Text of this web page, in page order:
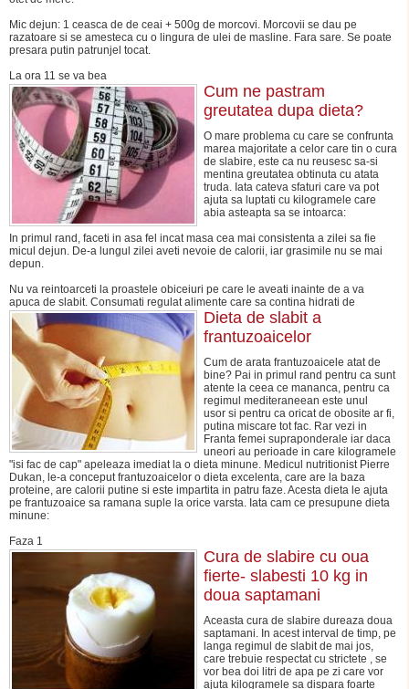
Mic dejun: 1 ceasca de de ceai + 500g de morcovi. Morcovii se dau pe
razatoare si se amesteca cu o lingura de ulei de masline. Fara sare. Se poate
presara putin patrunjel tocat.
La ora 11 se va bea
Cum ne pastram
greutatea dupa dieta?
O mare problema cu care se confrunta
marea majoritate a celor care tin o cura
de slabire, este ca nu reusesc sa-si
mentina greutatea obtinuta cu atata
truda. Iata cateva sfaturi care va pot
ajuta sa luptati cu kilogramele care
abia asteapta sa se intoarca:
In primul rand, faceti in asa fel incat masa cea mai consistenta a zilei sa fie
micul dejun. De-a lungul zilei aveti nevoie de calorii, iar grasimile nu se mai
depun.
Nu va reintoarceti la proastele obiceiuri pe care le aveati inainte de a va
apuca de slabit. Consumati regulat alimente care sa contina hidrati de
Dieta de slabit a
frantuzoaicelor
Cum de arata frantuzoaicele atat de
bine? Pai in primul rand pentru ca sunt
atente la ceea ce mananca, pentru ca
regimul mediteraneean este unul
usor si pentru ca oricat de obosite ar fi,
putina miscare tot fac. Rar vezi in
Franta femei supraponderale iar daca
uneori au perioade in care kilogramele
"isi fac de cap" apeleaza imediat la o dieta minune. Medicul nutritionist Pierre
Dukan, le-a conceput frantuzoaicelor o dieta excelenta, care are la baza
proteine, are calorii putine si este impartita in patru faze. Acesta dieta le ajuta
pe frantuzoaice sa ramana suple la orice varsta. Iata cam ce presupune dieta
minune:
Faza 1
Cura de slabire cu oua
fierte- slabesti 10 kg in
doua saptamani
Aceasta cura de slabire dureaza doua
saptamani. In acest interval de timp, pe
langa regimul de slabit de mai jos,
care trebuie respectat cu strictete , se
vor bea doi litri de apa pe zi care vor
ajuta kilogramele sa dispara foarte